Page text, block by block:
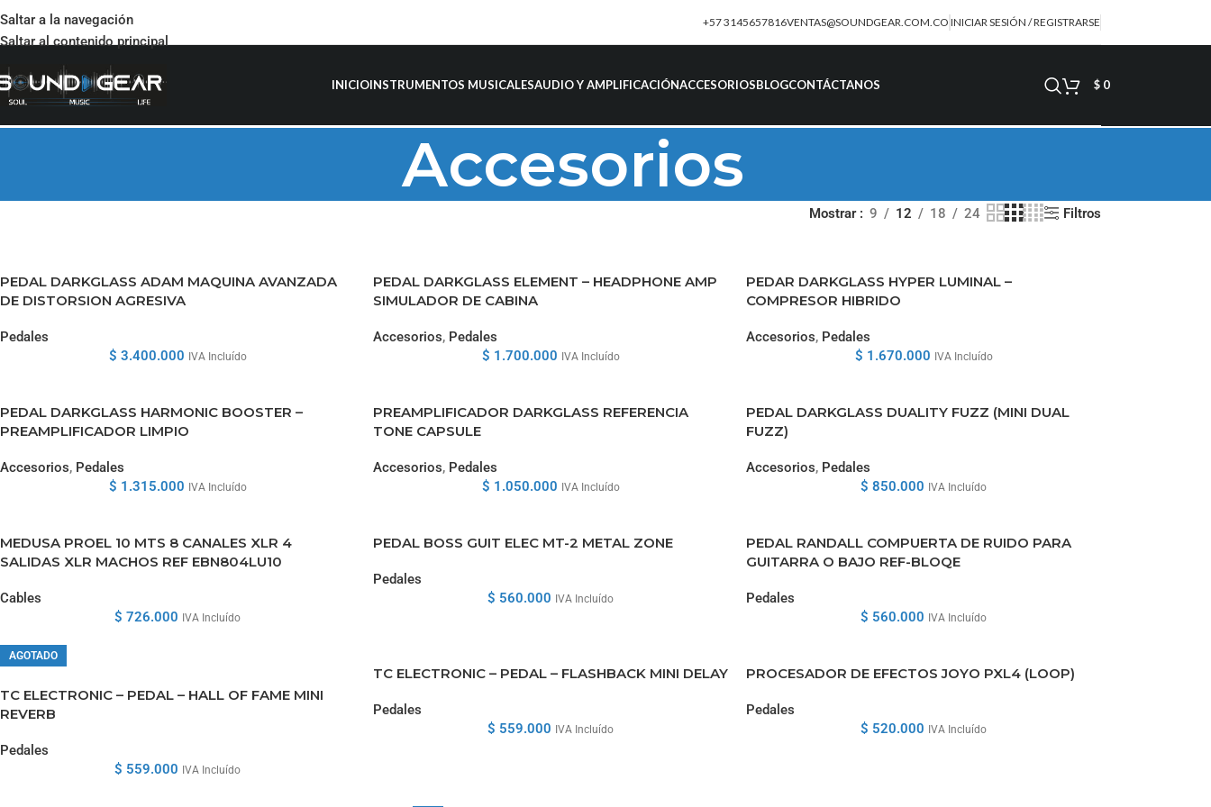
Saltar a la navegación
Saltar al contenido principal
+57 3145657816VENTAS@SOUNDGEAR.COM.CO INICIAR SESIÓN / REGISTRARSE
INICIOINSTRUMENTOS MUSICALESAUDIO Y AMPLIFICACIÓNACCESORIOSBLOGCONTÁCTANOS $ 0
Accesorios
Mostrar 9 12 18 24 Filtros
PEDAL DARKGLASS ADAM MAQUINA AVANZADA
DE DISTORSION AGRESIVA
Pedales
$ 3.400.000 IVA Incluído
PEDAL DARKGLASS ELEMENT – HEADPHONE AMP
SIMULADOR DE CABINA
Accesorios, Pedales
$ 1.700.000 IVA Incluído
PEDAR DARKGLASS HYPER LUMINAL –
COMPRESOR HIBRIDO
Accesorios, Pedales
$ 1.670.000 IVA Incluído
PEDAL DARKGLASS HARMONIC BOOSTER –
PREAMPLIFICADOR LIMPIO
Accesorios, Pedales
$ 1.315.000 IVA Incluído
PREAMPLIFICADOR DARKGLASS REFERENCIA
TONE CAPSULE
Accesorios, Pedales
$ 1.050.000 IVA Incluído
PEDAL DARKGLASS DUALITY FUZZ (MINI DUAL
FUZZ)
Accesorios, Pedales
$ 850.000 IVA Incluído
MEDUSA PROEL 10 MTS 8 CANALES XLR 4
SALIDAS XLR MACHOS REF EBN804LU10
Cables
$ 726.000 IVA Incluído
PEDAL BOSS GUIT ELEC MT-2 METAL ZONE
Pedales
$ 560.000 IVA Incluído
PEDAL RANDALL COMPUERTA DE RUIDO PARA
GUITARRA O BAJO REF-BLOQE
Pedales
$ 560.000 IVA Incluído
AGOTADO
TC ELECTRONIC – PEDAL – HALL OF FAME MINI
REVERB
Pedales
$ 559.000 IVA Incluído
TC ELECTRONIC – PEDAL – FLASHBACK MINI DELAY
Pedales
$ 559.000 IVA Incluído
PROCESADOR DE EFECTOS JOYO PXL4 (LOOP)
Pedales
$ 520.000 IVA Incluído